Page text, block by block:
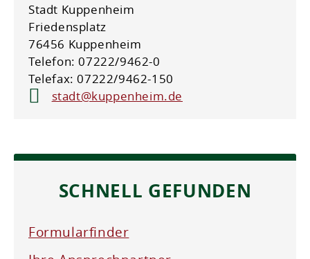
Stadt Kuppenheim
Friedensplatz
76456 Kuppenheim
Telefon: 07222/9462-0
Telefax: 07222/9462-150
stadt@kuppenheim.de
SCHNELL GEFUNDEN
Formularfinder